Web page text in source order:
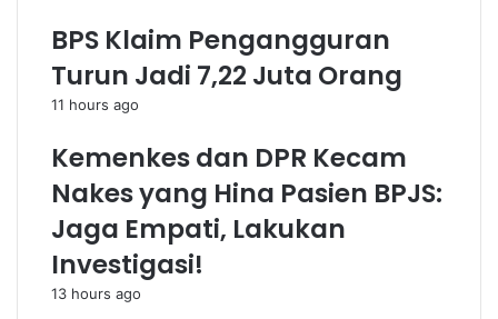
BPS Klaim Pengangguran
Turun Jadi 7,22 Juta Orang
11 hours ago
Kemenkes dan DPR Kecam
Nakes yang Hina Pasien BPJS:
Jaga Empati, Lakukan
Investigasi!
13 hours ago